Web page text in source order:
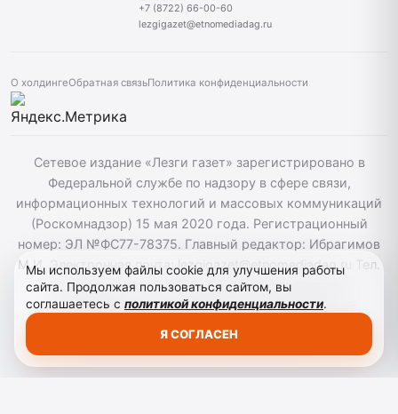
+7 (8722) 66-00-60
lezgigazet@etnomediadag.ru
О холдингеОбратная связьПолитика конфиденциальности
Сетевое издание «Лезги газет» зарегистрировано в
Федеральной службе по надзору в сфере связи,
информационных технологий и массовых коммуникаций
(Роскомнадзор) 15 мая 2020 года. Регистрационный
номер: ЭЛ №ФС77-78375. Главный редактор: Ибрагимов
М.И. Электронная почта: lezgigazet@etnomediadag.ru Тел.
гл. редактора: +7 (8722) 66-00-60 Учредитель:
ГОСУДАРСТВЕННОЕ БЮДЖЕТНОЕ УЧРЕЖДЕНИЕ
Мы используем файлы cookie для улучшения работы
сайта. Продолжая пользоваться сайтом, вы
соглашаетесь с политикой конфиденциальности.
Я СОГЛАСЕН